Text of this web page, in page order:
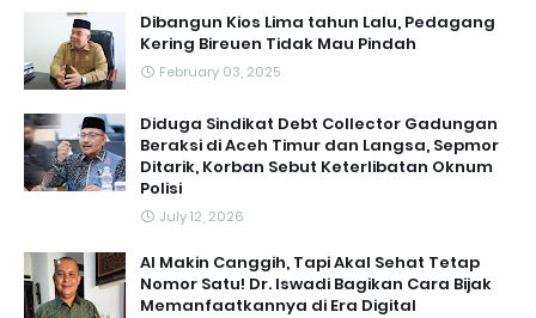
Dibangun Kios Lima tahun Lalu, Pedagang
Kering Bireuen Tidak Mau Pindah
February 03, 2025
Diduga Sindikat Debt Collector Gadungan
Beraksi di Aceh Timur dan Langsa, Sepmor
Ditarik, Korban Sebut Keterlibatan Oknum
Polisi
July 12, 2026
AI Makin Canggih, Tapi Akal Sehat Tetap
Nomor Satu! Dr. Iswadi Bagikan Cara Bijak
Memanfaatkannya di Era Digital